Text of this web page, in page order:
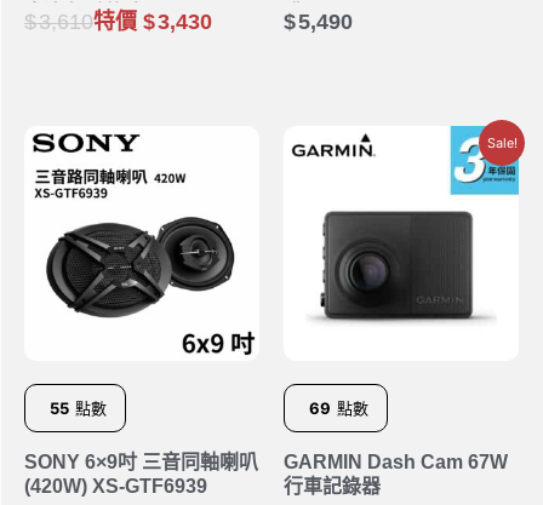
牛津布 防盜車罩
3,610特價 3,430
嘴5,490
55 點數
SONY 6×9吋 三音同軸喇叭
(420W) XS-GTF6939
Sale!
69 點數
GARMIN Dash Cam 67W
行車記錄器